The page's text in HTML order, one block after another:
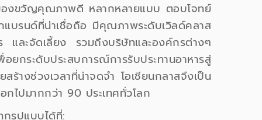
งขวัญคุณภาพดี หลากหลายแบบ ตอบโจทย์
บรนด์ที่น่าเชื่อถือ มีคุณภาพระดับเวิลด์คลาส
และจัดเลี้ยง รวมถึงบริษัทและองค์กรต่างๆ
กระดับประสบการณ์การรับประทานอาหารสู่
างช่วงเวลาที่น่าจดจำ โอเชียนกลาสจึงเป็น
กไปมากกว่า 90 ประเทศทั่วโลก
รูปแบบได้ที่: